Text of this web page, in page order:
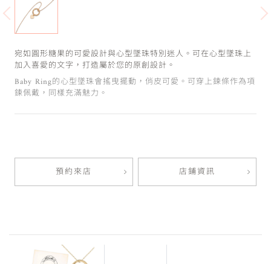
宛如圓形糖果的可愛設計與心型墜珠特別迷人。可在心型墜珠上
加入喜愛的文字，打造屬於您的原創設計。
Baby Ring的心型墜珠會搖曳擺動，俏皮可愛。可穿上鍊條作為項
鍊佩戴，同樣充滿魅力。
預約來店 店鋪資訊